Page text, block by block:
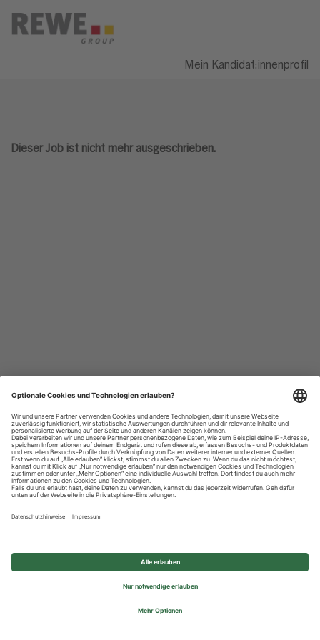
Mein Kandidat:innenprofil
Dieser Job ist nicht mehr ausgeschrieben.
Datenschutzhinweise
Impressum
Privatsphäre-Einstellungen
© 2026 REWE Group - All rights reserved